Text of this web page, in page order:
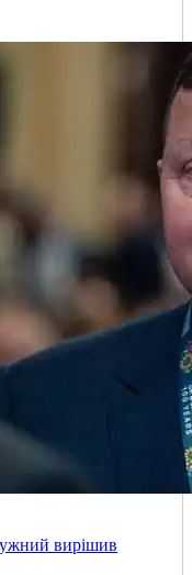
вирішив